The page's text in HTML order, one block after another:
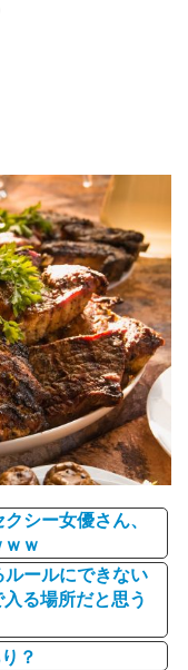
シー女優さん、
ｗ
ールにできない
る場所だと思う
？